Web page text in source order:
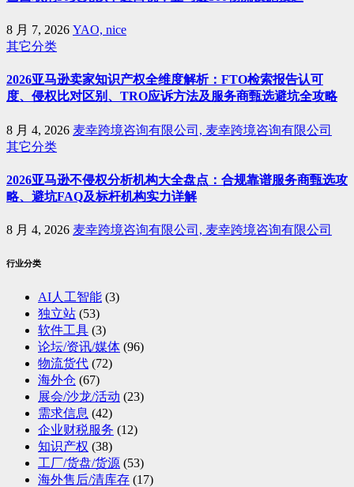
8 月 7, 2026 YAO, nice
其它分类
2026亚马逊卖家知识产权全维度解析：FTO检索报告认可
度、侵权比对区别、TRO应诉方法及服务商甄选避坑全攻略
8 月 4, 2026 麦幸跨境咨询有限公司, 麦幸跨境咨询有限公司
其它分类
2026亚马逊不侵权分析机构大全盘点：合规靠谱服务商甄选攻
略、避坑FAQ及标杆机构实力详解
8 月 4, 2026 麦幸跨境咨询有限公司, 麦幸跨境咨询有限公司
行业分类
AI人工智能 (3)
独立站 (53)
软件工具 (3)
论坛/资讯/媒体 (96)
物流货代 (72)
海外仓 (67)
展会/沙龙/活动 (23)
需求信息 (42)
企业财税服务 (12)
知识产权 (38)
工厂/货盘/货源 (53)
海外售后/清库存 (17)